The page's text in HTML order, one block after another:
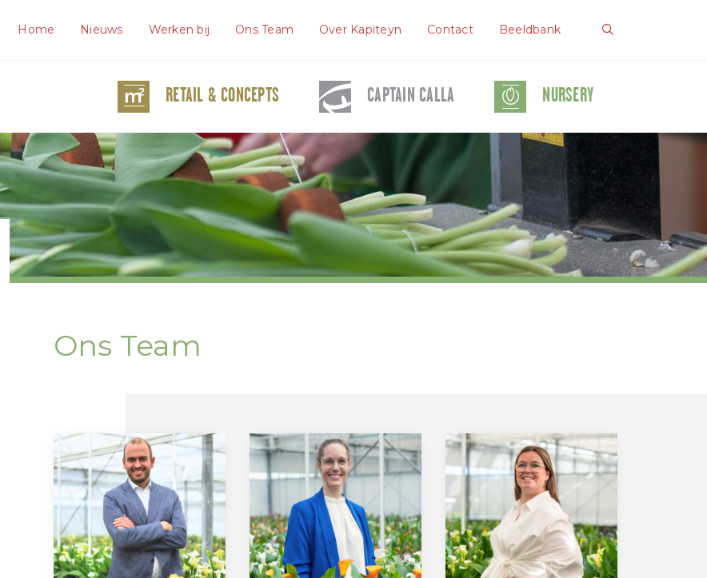
Home Nieuws Werken bij Ons Team Over Kapiteyn Contact Beeldbank
RETAIL & CONCEPTS CAPTAIN CALLA NURSERY
Ons Team